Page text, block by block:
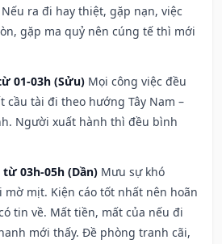
ra đi hay thiệt, gặp nạn, việc
gặp ma quỷ nên cúng tế thì mới
01-03h (Sửu) Mọi công việc đều
cầu tài đi theo hướng Tây Nam –
Người xuất hành thì đều bình
từ 03h-05h (Dần) Mưu sự khó
mờ mịt. Kiện cáo tốt nhất nên hoãn
tin về. Mất tiền, mất của nếu đi
mới thấy. Đề phòng tranh cãi,